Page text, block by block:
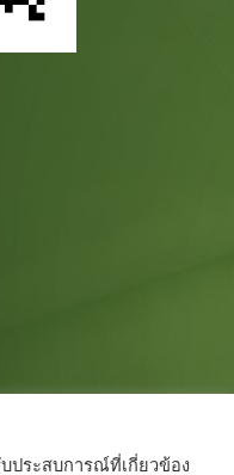
ประสบการณ์ที่เกี่ยวข้อง